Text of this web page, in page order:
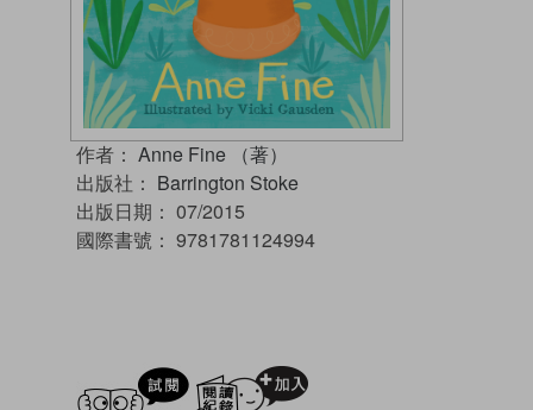
作者： Anne Fine （著）
出版社： Barrington Stoke
出版日期： 07/2015
國際書號： 9781781124994
試閲